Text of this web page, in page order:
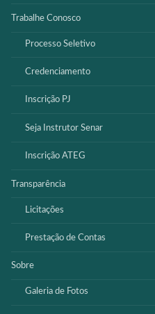
Trabalhe Conosco
Processo Seletivo
Credenciamento
Inscrição PJ
Seja Instrutor Senar
Inscrição ATEG
Transparência
Licitações
Prestação de Contas
Sobre
Galeria de Fotos